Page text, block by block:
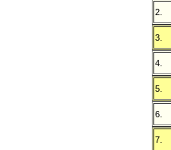
2.
3.
4.
5.
6.
7.